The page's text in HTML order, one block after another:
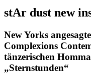
stAr dust new
New Yorks
Complexions
tänzerischen
„Sternstunden“